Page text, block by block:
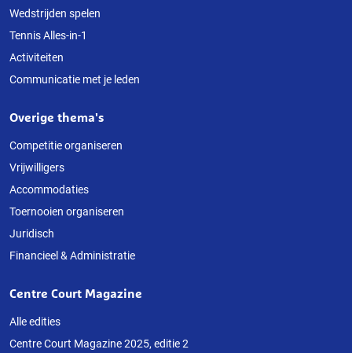
Wedstrijden spelen
Tennis Alles-in-1
Activiteiten
Communicatie met je leden
Overige thema's
Competitie organiseren
Vrijwilligers
Accommodaties
Toernooien organiseren
Juridisch
Financieel & Administratie
Centre Court Magazine
Alle edities
Centre Court Magazine 2025, editie 2